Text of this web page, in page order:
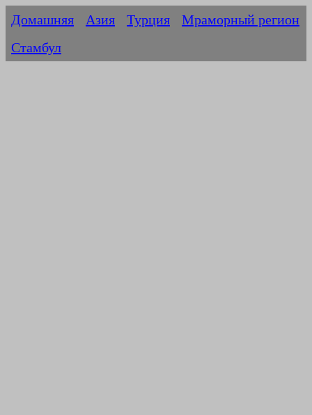
Домашняя Азия Турция
Мраморный регион
Стамбул